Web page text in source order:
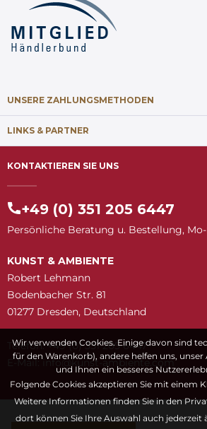
UNSERE ZAHLUNGSMETHODEN
LINKS & PARTNER
KONTAKTIEREN SIE UNS
+49 (0) 351 205 6447
Persönliche Beratung u. Bestellung, Mo-
KUNST & AMBIENTE
Robert Lehmann
Bodenbacher Str. 81
01277 Dresden, Deutschland
Telefon: +49 (0) 351 205 6447
E-Mail:
moc.etneibma-t
snuk@ofni
Wir verwenden Cookies. Einige davon sind
für den Warenkorb), andere helfen uns,
und Ihnen ein besseres
Folgende Cookies akzeptieren Sie mit einem
Weitere Informationen finden Sie in den
dort können Sie Ihre Auswahl auch jederzeit